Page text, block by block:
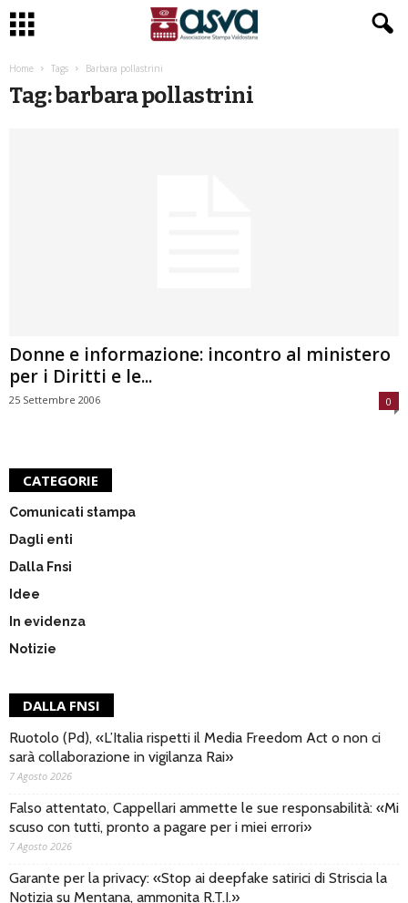
Home Tags Barbara pollastrini
Tag: barbara pollastrini
Donne e informazione: incontro al ministero
per i Diritti e le...
25 Settembre 2006 0
CATEGORIE
Comunicati stampa
Dagli enti
Dalla Fnsi
Idee
In evidenza
Notizie
DALLA FNSI
Ruotolo (Pd), «L’Italia rispetti il Media Freedom Act o non ci
sarà collaborazione in vigilanza Rai»
7 Agosto 2026
Falso attentato, Cappellari ammette le sue responsabilità: «Mi
scuso con tutti, pronto a pagare per i miei errori»
7 Agosto 2026
Garante per la privacy: «Stop ai deepfake satirici di Striscia la
Notizia su Mentana, ammonita R.T.I.»